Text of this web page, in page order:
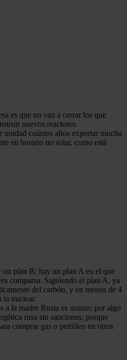
es que no van a cerrar los que
nuevos reactores.
unidad cuántos años exportar mucha
en horario no solar, como está
un plan B; hay un plan A en el que
comparsa. Siguiendo el plan A, ya
del carbón, y en menos de 4
la nuclear.
a la madre Rusia es uranio; por algo
rusa sin sanciones, porque
comprar gas o petróleo en otros